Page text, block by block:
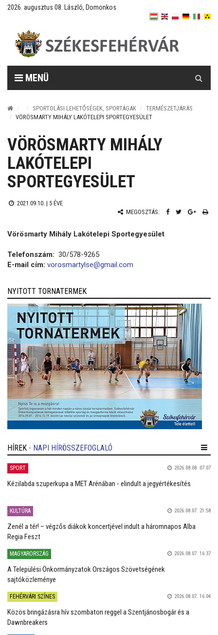
2026. augusztus 08. László, Domonkos
MENÜ
SPORTOLÁSI LEHETŐSÉGEK, SPORTÁGAK
TERMÉSZETJÁRÁS
VÖRÖSMARTY MIHÁLY LAKÓTELEPI SPORTEGYESÜLET
VÖRÖSMARTY MIHÁLY
LAKÓTELEPI
SPORTEGYESÜLET
2021.09.10. | 5 ÉVE
MEGOSZTÁS:
Vörösmarty Mihály Lakótelepi Sportegyesület
Telefonszám: 30/578-9265
E-mail cím: vorosmartylse@gmail.com
NYITOTT TORNATERMEK
HÍREK - NAPI HÍRÖSSZEFOGLALÓ
SPORT 2026.08.08. 07:07
Kézilabda szuperkupa a MET Arénában - elindult a jegyértékesítés
KULTÚRA 2026.08.07. 21:58
Zenél a tér! – végzős diákok koncertjével indult a háromnapos Alba
Regia Feszt
MAGYARORSZÁG 2026.08.07. 16:37
A Települési Önkormányzatok Országos Szövetségének
sajtóközleménye
FEHÉRVÁRI SZÍNES 2026.08.07. 16:04
Közös bringázásra hív szombaton reggel a Szentjánosbogár és a
Dawnbreakers